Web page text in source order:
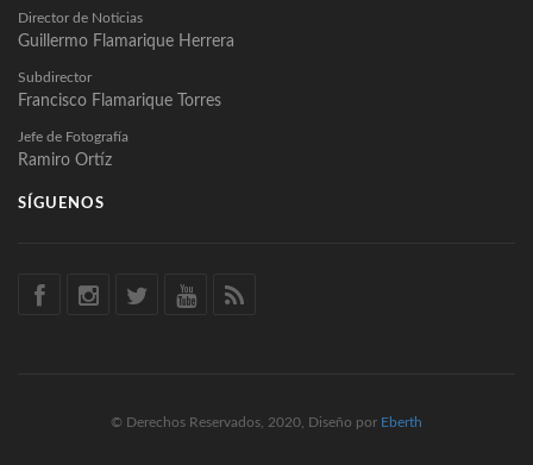
Director de Noticias
Guillermo Flamarique Herrera
Subdirector
Francisco Flamarique Torres
Jefe de Fotografía
Ramiro Ortíz
SÍGUENOS
© Derechos Reservados, 2020, Diseño por Eberth